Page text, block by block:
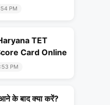
PM
TET
Card Online
PM
के बाद क्या करें?